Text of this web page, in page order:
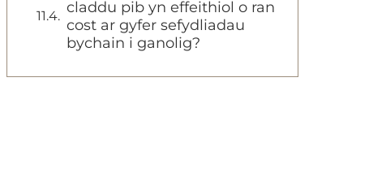
claddu pib yn effeithiol o ran
cost ar gyfer sefydliadau
bychain i ganolig?